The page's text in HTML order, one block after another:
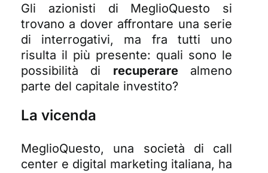
Gli azionisti di MeglioQuesto si
trovano a dover affrontare una serie
di interrogativi, ma fra tutti uno
risulta il più presente: quali sono le
possibilità di recuperarealmeno
parte del capitale investito?
La vicenda
MeglioQuesto, una società di call
center e digital marketing italiana, ha